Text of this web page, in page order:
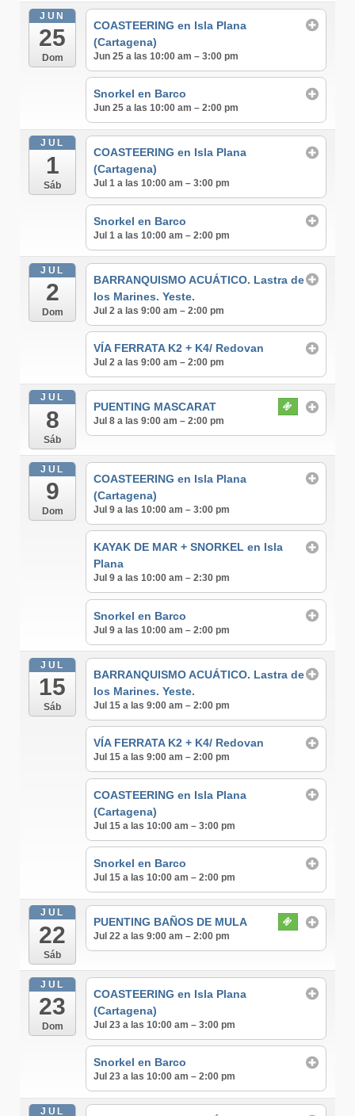
JUN
25
Dom
COASTEERING en Isla Plana
(Cartagena)
Jun 25 a las 10:00 am – 3:00 pm
Snorkel en Barco
Jun 25 a las 10:00 am – 2:00 pm
JUL
1
Sáb
COASTEERING en Isla Plana
(Cartagena)
Jul 1 a las 10:00 am – 3:00 pm
Snorkel en Barco
Jul 1 a las 10:00 am – 2:00 pm
JUL
2
Dom
BARRANQUISMO ACUÁTICO. Lastra de
los Marines. Yeste.
Jul 2 a las 9:00 am – 2:00 pm
VÍA FERRATA K2 + K4/ Redovan
Jul 2 a las 9:00 am – 2:00 pm
JUL
8
Sáb
PUENTING MASCARAT
Jul 8 a las 9:00 am – 2:00 pm
JUL
9
Dom
COASTEERING en Isla Plana
(Cartagena)
Jul 9 a las 10:00 am – 3:00 pm
KAYAK DE MAR + SNORKEL en Isla
Plana
Jul 9 a las 10:00 am – 2:30 pm
Snorkel en Barco
Jul 9 a las 10:00 am – 2:00 pm
JUL
15
Sáb
BARRANQUISMO ACUÁTICO. Lastra de
los Marines. Yeste.
Jul 15 a las 9:00 am – 2:00 pm
VÍA FERRATA K2 + K4/ Redovan
Jul 15 a las 9:00 am – 2:00 pm
COASTEERING en Isla Plana
(Cartagena)
Jul 15 a las 10:00 am – 3:00 pm
Snorkel en Barco
Jul 15 a las 10:00 am – 2:00 pm
JUL
22
Sáb
PUENTING BAÑOS DE MULA
Jul 22 a las 9:00 am – 2:00 pm
JUL
23
Dom
COASTEERING en Isla Plana
(Cartagena)
Jul 23 a las 10:00 am – 3:00 pm
Snorkel en Barco
Jul 23 a las 10:00 am – 2:00 pm
JUL